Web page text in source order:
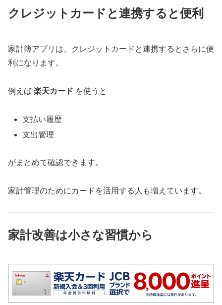
クレジットカードと連携すると便利
家計簿アプリは、クレジットカードと連携するとさらに便
利になります。
例えば 楽天カード を使うと
支払い履歴
支出管理
がまとめて確認できます。
家計管理のためにカードを活用する人も増えています。
家計改善は小さな習慣から